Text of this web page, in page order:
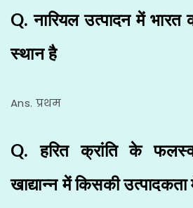
Q. नारियल उत्पादन में भारत
स्थान है
Ans. प्रथम
Q. हरित क्रांति के
खाद्यान्न में किसकी